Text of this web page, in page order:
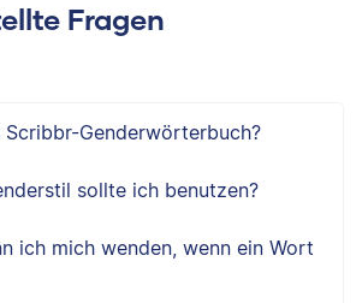
Fragen
Scribbr-Genderwörterbuch?
sollte ich benutzen?
ich mich wenden, wenn ein Wort